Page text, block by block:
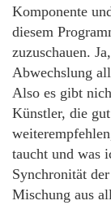
Komponente
diesem
zuzuschauen.
Abwechslung
Also es gibt
Künstler, die
taucht und was
Synchronität
Mischung aus